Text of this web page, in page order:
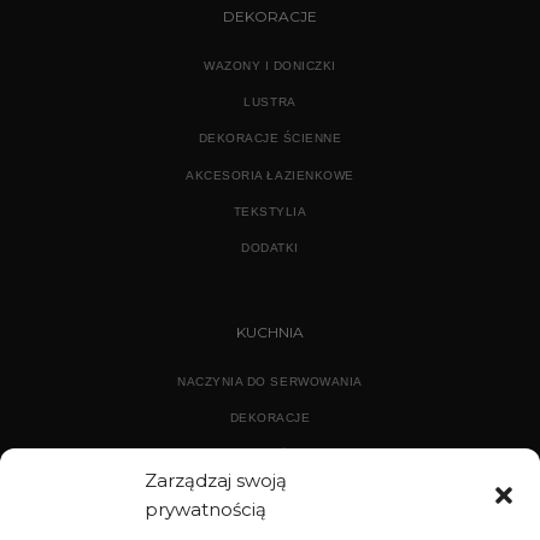
Zarządzaj swoją
prywatnością
DEKORACJE
WAZONY I DONICZKI
LUSTRA
DEKORACJE ŚCIENNE
AKCESORIA ŁAZIENKOWE
TEKSTYLIA
DODATKI
KUCHNIA
NACZYNIA DO SERWOWANIA
DEKORACJE